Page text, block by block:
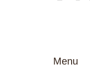
Menu